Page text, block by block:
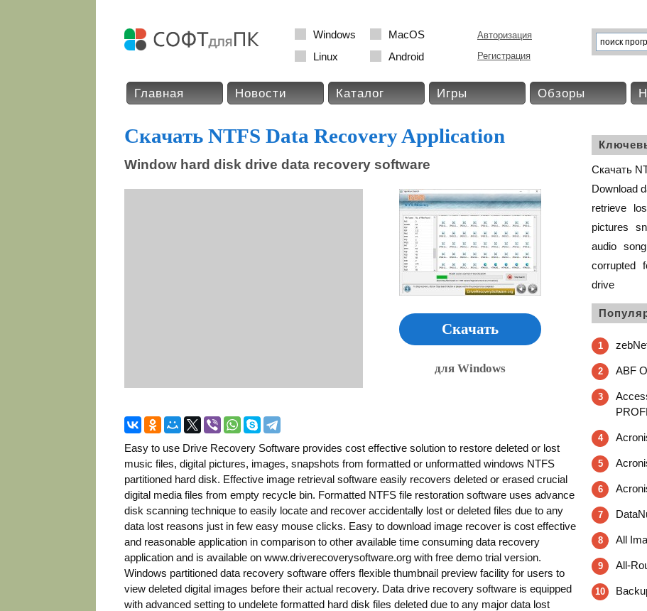
Windows
MacOS
Linux
Android
Авторизация
Регистрация
Главная Новости Каталог Игры Обзоры
Скачать NTFS Data Recovery Application
Window hard disk drive data recovery software
Скачать
для Windows
Easy to use Drive Recovery Software provides cost effective solution to restore deleted or lost
music files, digital pictures, images, snapshots from formatted or unformatted windows NTFS
partitioned hard disk. Effective image retrieval software easily recovers deleted or erased crucial
digital media files from empty recycle bin. Formatted NTFS file restoration software uses advance
disk scanning technique to easily locate and recover accidentally lost or deleted files due to any
data lost reasons just in few easy mouse clicks. Easy to download image recover is cost effective
and reasonable application in comparison to other available time consuming data recovery
application and is available on www.driverecoverysoftware.org with free demo trial version.
Windows partitioned data recovery software offers flexible thumbnail preview facility for users to
view deleted digital images before their actual recovery. Data drive recovery software is equipped
with advanced setting to undelete formatted hard disk files deleted due to any major data lost
Скачать
Download
retrieve
pictures
audio song
corrupted
drive
1
2 ABF
3
4
5
6
7
8 All
9 All-
10